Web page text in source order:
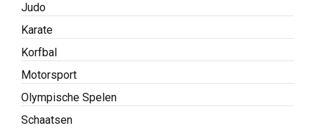
Judo
Karate
Korfbal
Motorsport
Olympische Spelen
Schaatsen